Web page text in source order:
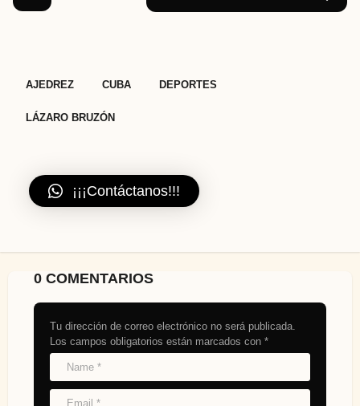
AJEDREZ CUBA DEPORTES
LÁZARO BRUZÓN
¡¡¡Contáctanos!!!
0 COMENTARIOS
Tu dirección de correo electrónico no será publicada.
Los campos obligatorios están marcados con *